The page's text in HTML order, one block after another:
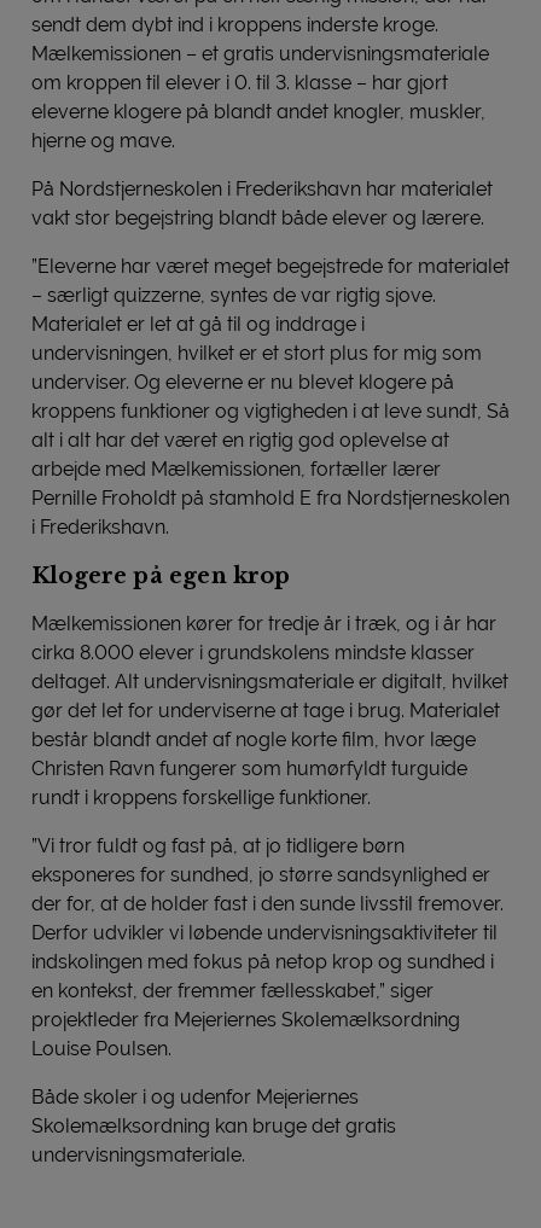
sendt dem dybt ind i kroppens inderste kroge.
Mælkemissionen – et gratis undervisningsmateriale
om kroppen til elever i 0. til 3. klasse – har gjort
eleverne klogere på blandt andet knogler, muskler,
hjerne og mave.
På Nordstjerneskolen i Frederikshavn har materialet
vakt stor begejstring blandt både elever og lærere.
”Eleverne har været meget begejstrede for materialet
– særligt quizzerne, syntes de var rigtig sjove.
Materialet er let at gå til og inddrage i
undervisningen, hvilket er et stort plus for mig som
underviser. Og eleverne er nu blevet klogere på
kroppens funktioner og vigtigheden i at leve sundt, Så
alt i alt har det været en rigtig god oplevelse at
arbejde med Mælkemissionen, fortæller lærer
Pernille Froholdt på stamhold E fra Nordstjerneskolen
i Frederikshavn.
Klogere på egen krop
Mælkemissionen kører for tredje år i træk, og i år har
cirka 8.000 elever i grundskolens mindste klasser
deltaget. Alt undervisningsmateriale er digitalt, hvilket
gør det let for underviserne at tage i brug. Materialet
består blandt andet af nogle korte film, hvor læge
Christen Ravn fungerer som humørfyldt turguide
rundt i kroppens forskellige funktioner.
”Vi tror fuldt og fast på, at jo tidligere børn
eksponeres for sundhed, jo større sandsynlighed er
der for, at de holder fast i den sunde livsstil fremover.
Derfor udvikler vi løbende undervisningsaktiviteter til
indskolingen med fokus på netop krop og sundhed i
en kontekst, der fremmer fællesskabet,” siger
projektleder fra Mejeriernes Skolemælksordning
Louise Poulsen.
Både skoler i og udenfor Mejeriernes
Skolemælksordning kan bruge det gratis
undervisningsmateriale.